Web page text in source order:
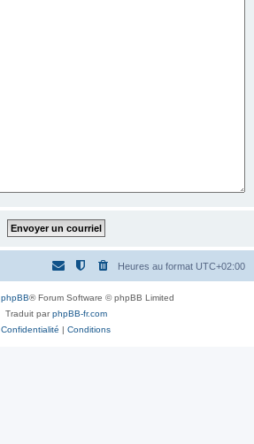
Heures au format UTC+02:00
phpBB® Forum Software © phpBB Limited
Traduit parphpBB-fr.com
Confidentialité | Conditions